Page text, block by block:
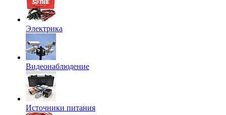
Электрика
Видеонаблюдение
Источники питания